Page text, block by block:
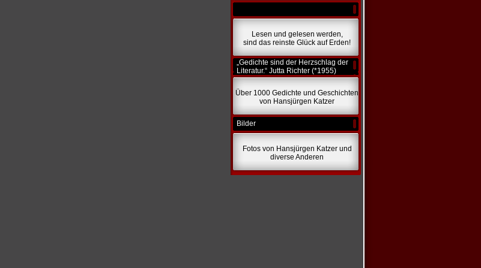
Lesen und gelesen werden,
sind das reinste Glück auf Erden!
„Gedichte sind der Herzschlag der
Literatur.“ Jutta Richter (*1955)
Über 1000 Gedichte und Geschichten
von Hansjürgen Katzer
Bilder
Fotos von Hansjürgen Katzer und
diverse Anderen